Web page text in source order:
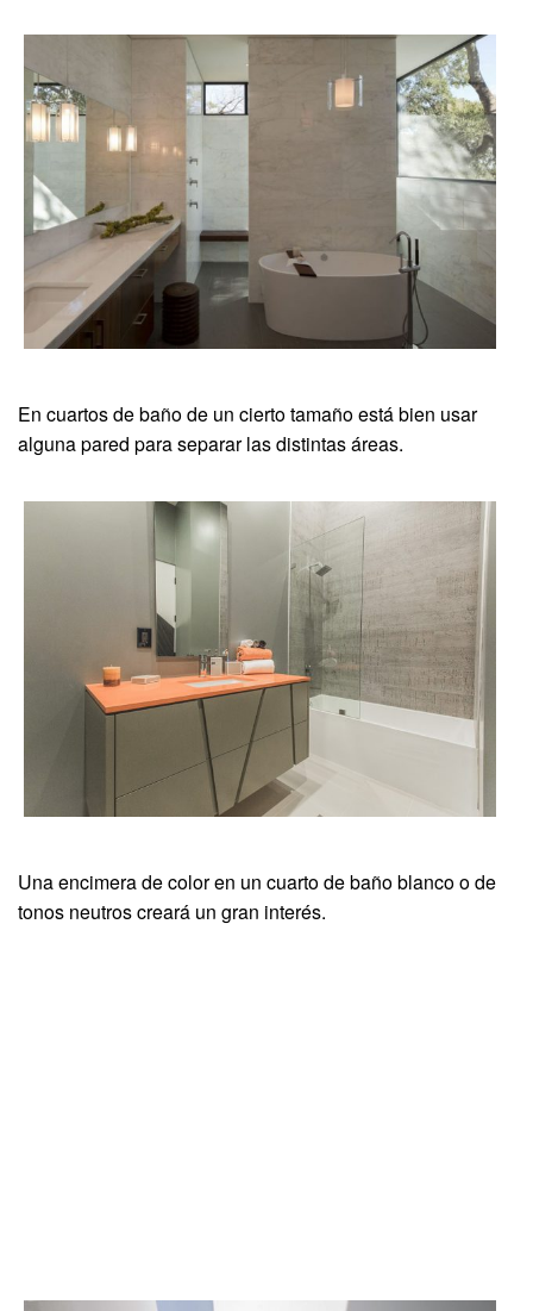
En cuartos de baño de un cierto tamaño está bien usar
alguna pared para separar las distintas áreas.
Una encimera de color en un cuarto de baño blanco o de
tonos neutros creará un gran interés.